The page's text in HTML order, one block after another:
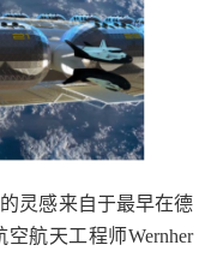
灵感来自于最早在德
航天工程师Wernher